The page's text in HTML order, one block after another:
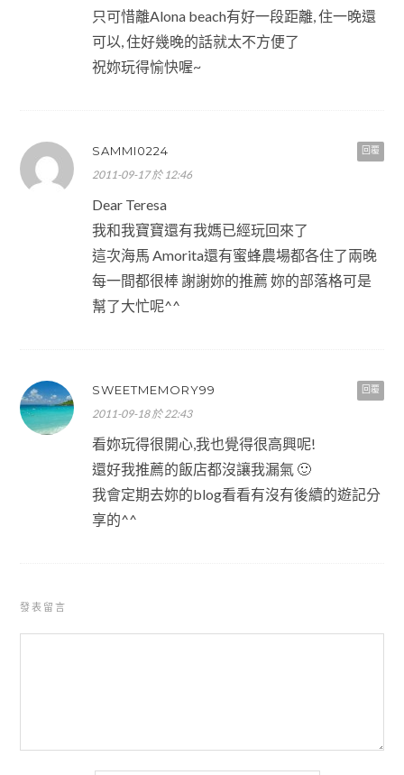
只可惜離Alona beach有好一段距離, 住一晚還
可以, 住好幾晚的話就太不方便了
祝妳玩得愉快喔~
回覆
SAMMI0224
2011-09-17 於 12:46
Dear Teresa
我和我寶寶還有我媽已經玩回來了
這次海馬 Amorita還有蜜蜂農場都各住了兩晚
每一間都很棒 謝謝妳的推薦 妳的部落格可是
幫了大忙呢^^
回覆
SWEETMEMORY99
2011-09-18 於 22:43
看妳玩得很開心,我也覺得很高興呢!
還好我推薦的飯店都沒讓我漏氣 🙂
我會定期去妳的blog看看有沒有後續的遊記分
享的^^
發表留言